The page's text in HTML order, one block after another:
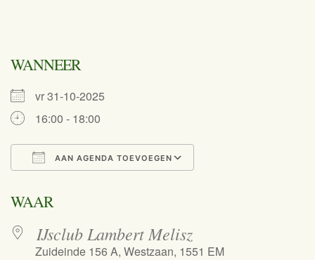
WANNEER
vr 31-10-2025
16:00 - 18:00
AAN AGENDA TOEVOEGEN
WAAR
IJsclub Lambert Melisz
Zuideinde 156 A, Westzaan, 1551 EM